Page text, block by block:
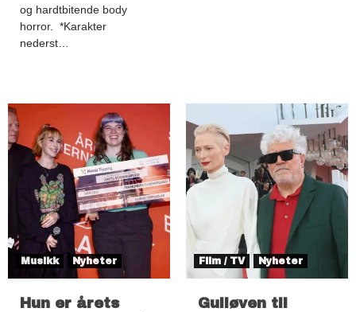
og hardtbitende body
horror. *Karakter
nederst…
Musikk Nyheter
Hun er årets
Film / TV Nyheter
Gulløven til